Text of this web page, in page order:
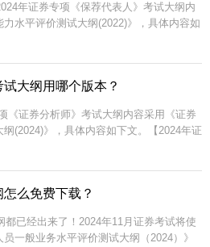
年证券专项《保荐代表人》考试大纲内
水平评价测试大纲(2022)》，具体内容如
】【0元包邮领真题集】【...
大纲用哪个版本？
《证券分析师》考试大纲内容采用《证券
(2024)》，具体内容如下文。【2024年证
员】【答题闯关赢京东...
么免费下载？
已经出来了！2024年11月证券考试将使
一般业务水平评价测试大纲（2024）》